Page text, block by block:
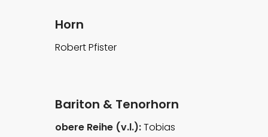
Horn
Robert Pfister
Bariton & Tenorhorn
obere Reihe (v.l.):Tobias